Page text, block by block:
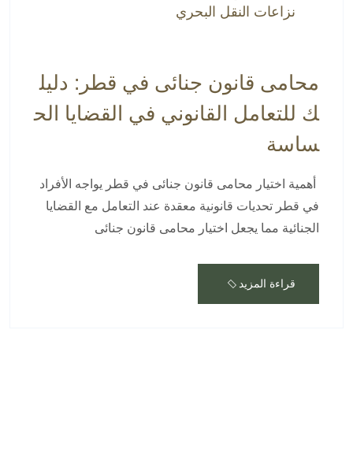
نزاعات النقل البحري
محامى قانون جنائى في قطر: دليل
ك للتعامل القانوني في القضايا الح
ساسة
أهمية اختيار محامى قانون جنائى في قطر يواجه الأفراد
في قطر تحديات قانونية معقدة عند التعامل مع القضايا
الجنائية مما يجعل اختيار محامى قانون جنائى
قراءة المزيد